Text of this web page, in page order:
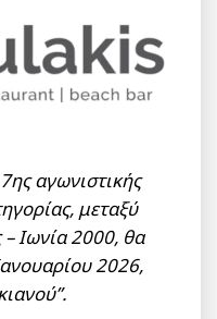
αγωνιστικής
μεταξύ
Ιωνία 2000, θα
2026,